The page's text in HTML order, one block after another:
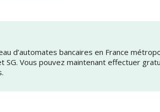
d’automates bancaires en France
SG. Vous pouvez maintenant effectuer